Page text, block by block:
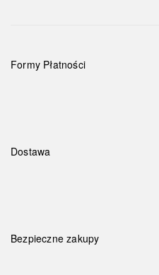
Formy Płatności
Dostawa
Bezpieczne zakupy